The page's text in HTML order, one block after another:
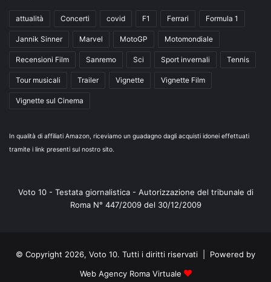
attualità Concerti covid F1 Ferrari Formula 1
Jannik Sinner Marvel MotoGP Motomondiale
Recensioni Film Sanremo Sci Sport invernali Tennis
Tour musicali Trailer Vignette Vignette Film
Vignette sul Cinema
In qualità di affiliati Amazon, riceviamo un guadagno dagli acquisti idonei effettuati
tramite i link presenti sul nostro sito.
Voto 10 - Testata giornalistica - Autorizzazione del tribunale di
Roma N° 447/2009 del 30/12/2009
© Copyright 2026, Voto 10. Tutti i diritti riservati | Powered by
Web Agency Roma Virtuale